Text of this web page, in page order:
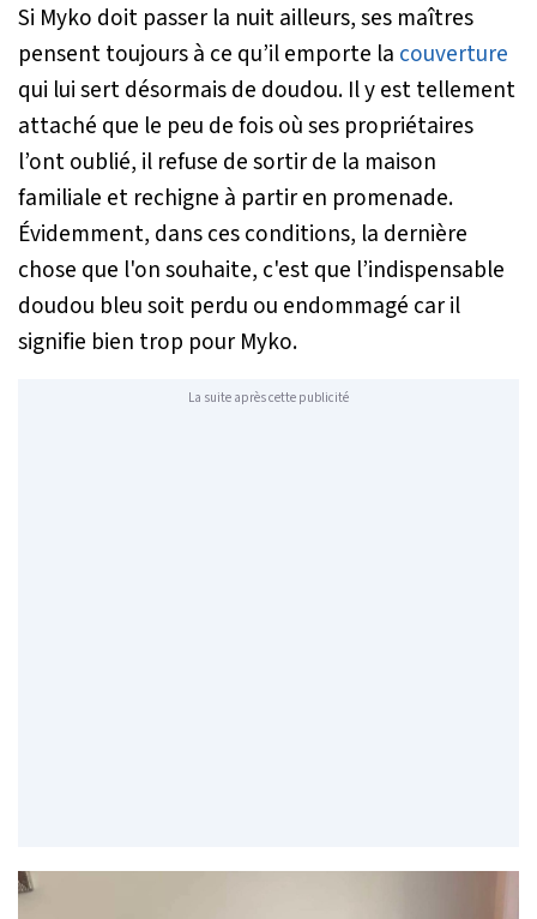
Si Myko doit passer la nuit ailleurs, ses maîtres
pensent toujours à ce qu’il emporte la couverture
qui lui sert désormais de doudou. Il y est tellement
attaché que le peu de fois où ses propriétaires
l’ont oublié, il refuse de sortir de la maison
familiale et rechigne à partir en promenade.
Évidemment, dans ces conditions, la dernière
chose que l'on souhaite, c'est que l’indispensable
doudou bleu soit perdu ou endommagé car il
signifie bien trop pour Myko.
La suite après cette publicité